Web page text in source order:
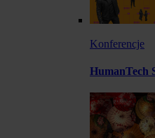
Konferencje
HumanTech